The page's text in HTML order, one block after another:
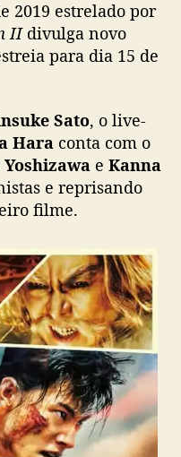
n
g
d
I
I
d
i
v
l
g
a
n
o
v
o
p
ô
s
t
2019 estrelado por
IIdivulga novo
para dia 15 de
Sato, o live-
Hara conta com o
Yoshizawa e Kanna
e reprisando
filme.